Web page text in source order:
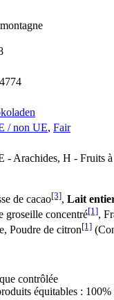
/ non UE, Fair
- Arachides, H - Fruits
de cacao[3], Lait
groseille concentré[1],
Poudre de citron[1]
contrôlée
équitables :